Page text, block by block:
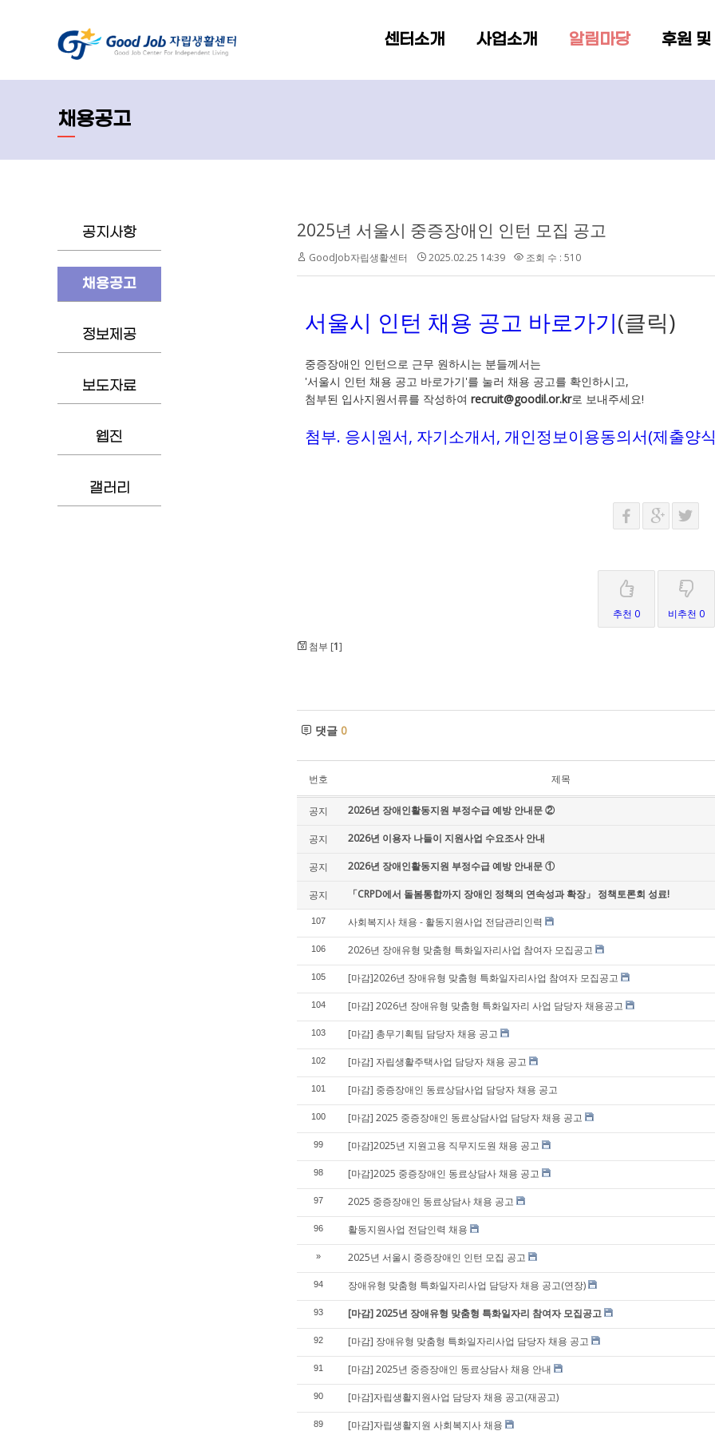
센터소개 사업소개 알림마당 후원
채용공고
공지사항
채용공고
정보제공
보도자료
웹진
갤러리
2025년 서울시 중증장애인 인턴 모집 공고
GoodJob자립생활센터 2025.02.25 14:39 조회 수 : 510
서울시 인턴 채용 공고 바로가기(클릭)
중증장애인 인턴으로 근무 원하시는 분들께서는
'서울시 인턴 채용 공고 바로가기'를 눌러 채용 공고를 확인하시고,
첨부된 입사지원서류를 작성하여 recruit@goodil.or.kr로 보내주세요!
첨부. 응시원서, 자기소개서, 개인정보이용동의서(제출양
추천 0 비추천 0
첨부 [1]
댓글 0
번호 제목
공지 2026년 장애인활동지원 부정수급 예방 안내문 ②
공지 2026년 이용자 나들이 지원사업 수요조사 안내
공지 2026년 장애인활동지원 부정수급 예방 안내문 ①
공지 「CRPD에서 돌봄통합까지 장애인 정책의 연속성과 확장」 정책토론회 성료!
107 사회복지사 채용 - 활동지원사업 전담관리인력
106 2026년 장애유형 맞춤형 특화일자리사업 참여자 모집공고
105 [마감]2026년 장애유형 맞춤형 특화일자리사업 참여자 모집공고
104 [마감] 2026년 장애유형 맞춤형 특화일자리 사업 담당자 채용공고
103 [마감] 총무기획팀 담당자 채용 공고
102 [마감] 자립생활주택사업 담당자 채용 공고
101 [마감] 중증장애인 동료상담사업 담당자 채용 공고
100 [마감] 2025 중증장애인 동료상담사업 담당자 채용 공고
99 [마감]2025년 지원고용 직무지도원 채용 공고
98 [마감]2025 중증장애인 동료상담사 채용 공고
97 2025 중증장애인 동료상담사 채용 공고
96 활동지원사업 전담인력 채용
» 2025년 서울시 중증장애인 인턴 모집 공고
94 장애유형 맞춤형 특화일자리사업 담당자 채용 공고(연장)
93 [마감] 2025년 장애유형 맞춤형 특화일자리 참여자 모집공고
92 [마감] 장애유형 맞춤형 특화일자리사업 담당자 채용 공고
91 [마감] 2025년 중증장애인 동료상담사 채용 안내
90 [마감]자립생활지원사업 담당자 채용 공고(재공고)
89 [마감]자립생활지원 사회복지사 채용